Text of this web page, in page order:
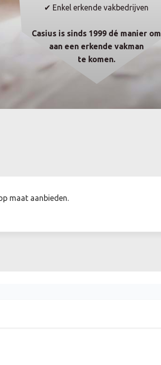
✔ Enkel erkende vakbedrijven
Casius is sinds 1999 dé manier om
aan een erkende vakman
te komen.
maat aanbieden.